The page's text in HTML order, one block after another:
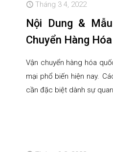
Tháng 3 4, 2022
Nội Dung &
Chuyển Hàng
Vận chuyển hàng hóa
mại phổ biến hiện nay.
cần đặc biệt dành sự quan